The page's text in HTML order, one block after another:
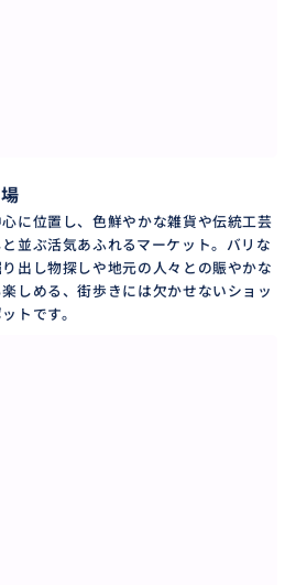
に位置し、色鮮やかな雑貨や伝統工芸
並ぶ活気あふれるマーケット。バリな
出し物探しや地元の人々との賑やかな
しめる、街歩きには欠かせないショッ
トです。